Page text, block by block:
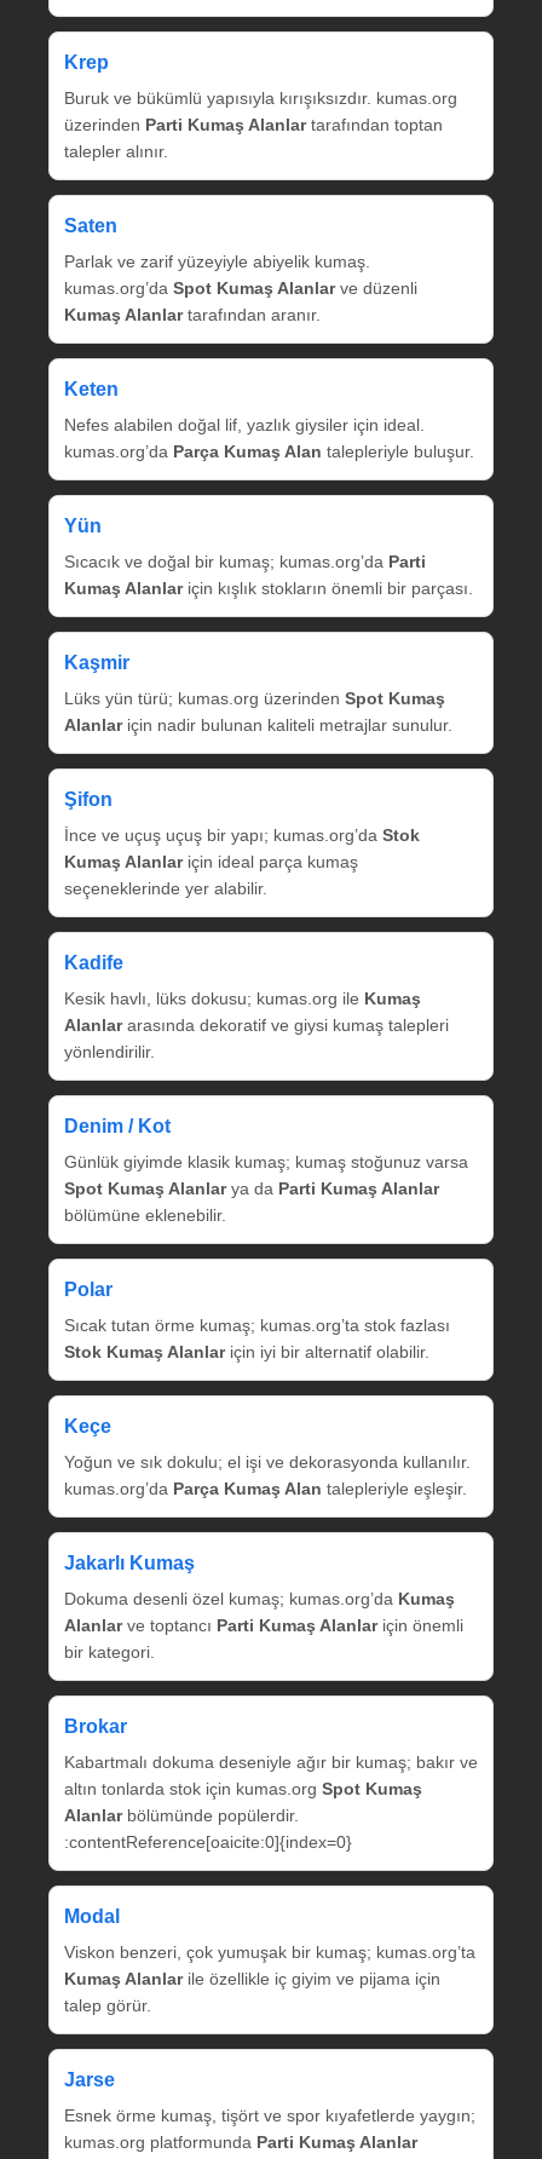
Krep
Buruk ve bükümlü yapısıyla kırışıksızdır. kumas.org
üzerinden Parti Kumaş Alanlartarafından toptan
talepler alınır.
Saten
Parlak ve zarif yüzeyiyle abiyelik kumaş.
kumas.org’da Spot Kumaş Alanlarve düzenli
Kumaş Alanlartarafından aranır.
Keten
Nefes alabilen doğal lif, yazlık giysiler için ideal.
kumas.org’da Parça Kumaş Alan talepleriyle buluşur.
Yün
Sıcacık ve doğal bir kumaş; kumas.org’da Parti
Kumaş Alanlariçin kışlık stokların önemli bir parçası.
Kaşmir
Lüks yün türü; kumas.org üzerinden Spot Kumaş
Alanlariçin nadir bulunan kaliteli metrajlar sunulur.
Şifon
İnce ve uçuş uçuş bir yapı; kumas.org’da Stok
Kumaş Alanlariçin ideal parça kumaş
seçeneklerinde yer alabilir.
Kadife
Kesik havlı, lüks dokusu; kumas.org ile Kumaş
Alanlararasında dekoratif ve giysi kumaş talepleri
yönlendirilir.
Denim / Kot
Günlük giyimde klasik kumaş; kumaş stoğunuz varsa
Spot Kumaş Alanlarya da Parti Kumaş Alanlar
bölümüne eklenebilir.
Polar
Sıcak tutan örme kumaş; kumas.org’ta stok fazlası
Stok Kumaş Alanlariçin iyi bir alternatif olabilir.
Keçe
Yoğun ve sık dokulu; el işi ve dekorasyonda kullanılır.
kumas.org’da Parça Kumaş Alan talepleriyle eşleşir.
Jakarlı Kumaş
Dokuma desenli özel kumaş; kumas.org’da Kumaş
Alanlarve toptancı Parti Kumaş Alanlariçin önemli
bir kategori.
Brokar
Kabartmalı dokuma deseniyle ağır bir kumaş; bakır ve
altın tonlarda stok için kumas.org Spot Kumaş
Alanlarbölümünde popülerdir.
:contentReference[oaicite:0]{index=0}
Modal
Viskon benzeri, çok yumuşak bir kumaş; kumas.org’ta
Kumaş Alanlarile özellikle iç giyim ve pijama için
talep görür.
Jarse
Esnek örme kumaş, tişört ve spor kıyafetlerde yaygın;
kumas.org platformunda Parti Kumaş Alanlar